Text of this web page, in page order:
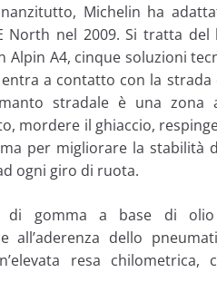
Michelin ha
North nel 2009. Si tratta del
A4, cinque soluzioni
a contatto con la strada
stradale è una zona
mordere il ghiaccio,
per migliorare la stabilità
ogni giro di ruota.
di gomma a base di
dello
resa chilometrica,